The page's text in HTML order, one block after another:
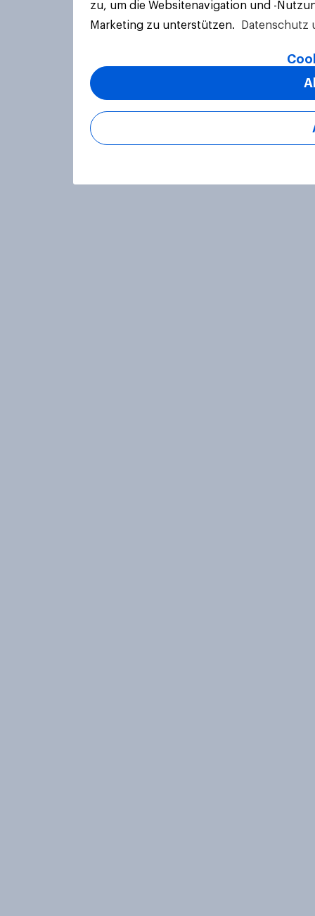
zu, um die Websitenavigation und -
Marketing zu unterstützen.
Datenschutz